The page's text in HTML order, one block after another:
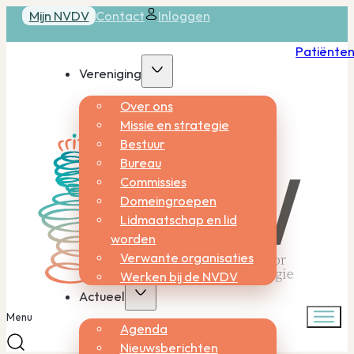
Mijn NVDV Contact Inloggen
Vereniging
Over ons
Missie en strategie
Bestuur
Bureau
Commissies
Domeingroepen
Lidmaatschap en lid
worden
Verwante organisaties
Werken bij de NVDV
Actueel
Agenda
Nieuwsberichten
Menu